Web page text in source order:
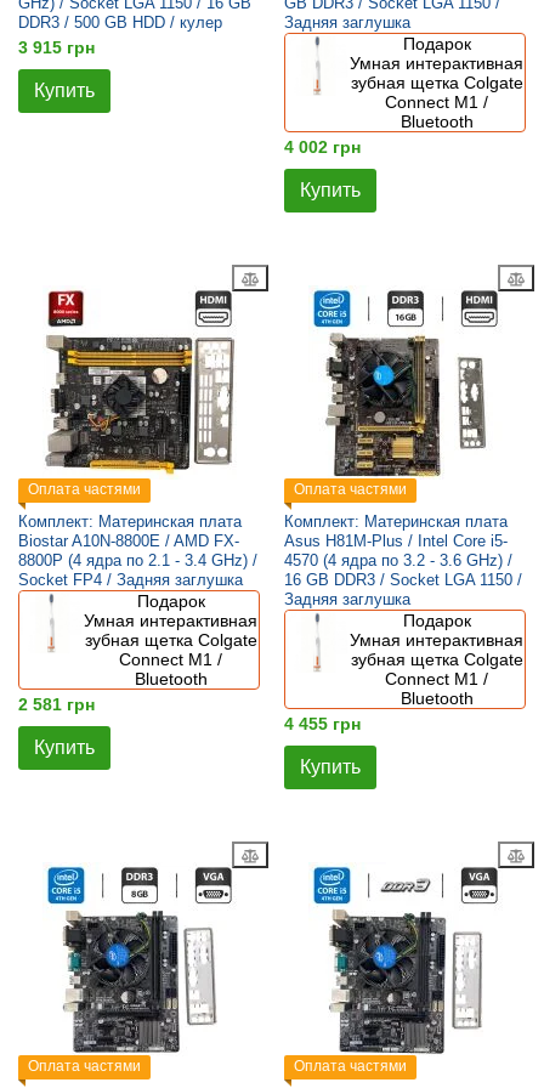
DDR3 / 500 GB HDD / кулер
3 915 грн
Купить
Задняя заглушка
Подарок
Умная интерактивная
зубная щетка Colgate
Connect M1 /
Bluetooth
4 002 грн
Купить
Оплата частями
Комплект: Материнская плата
Biostar A10N-8800E / AMD FX-
8800P (4 ядра по 2.1 - 3.4 GHz) /
Socket FP4 / Задняя заглушка
Подарок
Умная интерактивная
зубная щетка Colgate
Connect M1 /
Bluetooth
2 581 грн
Купить
Оплата частями
Комплект: Материнская плата
Asus H81M-Plus / Intel Core i5-
4570 (4 ядра по 3.2 - 3.6 GHz) /
16 GB DDR3 / Socket LGA 1150 /
Задняя заглушка
Подарок
Умная интерактивная
зубная щетка Colgate
Connect M1 /
Bluetooth
4 455 грн
Купить
Оплата частями Оплата частями